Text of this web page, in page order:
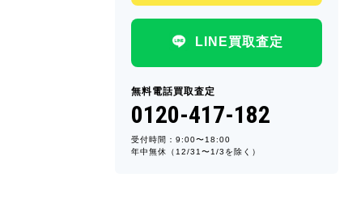
LINE買取査定
無料電話買取査定
0120-417-182
受付時間：9:00〜18:00
年中無休（12/31〜1/3を除く）